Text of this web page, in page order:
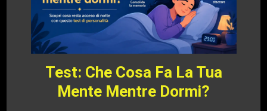
Test: Che Cosa Fa La Tua
Mente Mentre Dormi?